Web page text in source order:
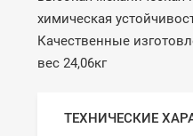
химическая
Качественные
вес 24,06кг
ТЕХНИЧЕСКИЕ